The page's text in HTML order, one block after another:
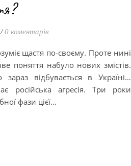
/ 0 коментарів
щастя по-своєму. Проте нині
поняття набуло нових змістів.
відбувається в Україні…
російська агресія. Три роки
фази цієї…